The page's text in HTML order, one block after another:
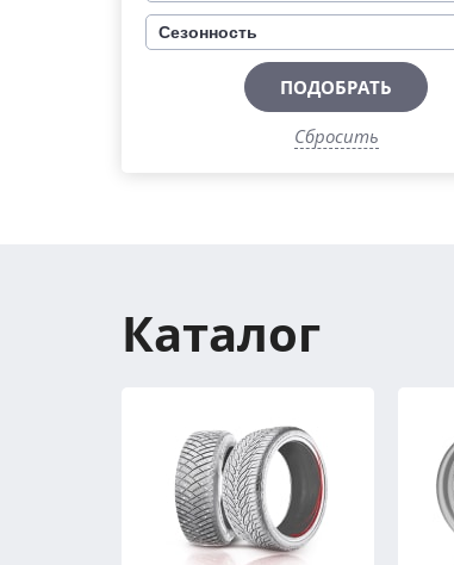
Сезонность
ПОДОБРАТЬ
Сбросить
Каталог